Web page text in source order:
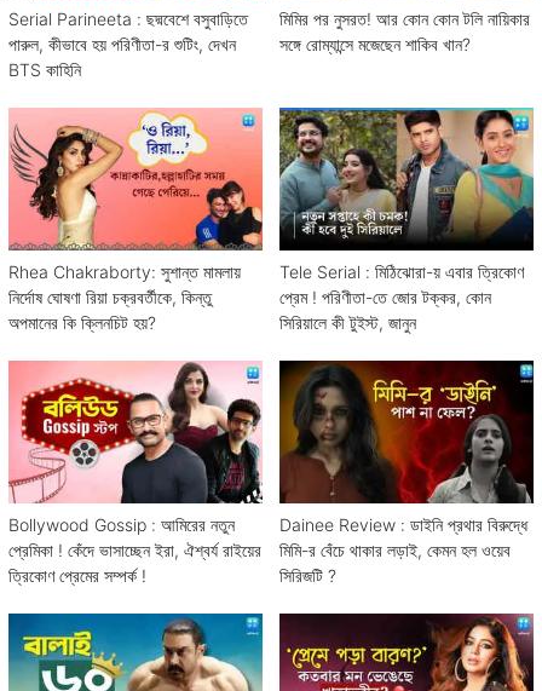
Serial Parineeta : ছদ্মবেশে বসুবাড়িতে
পারুল, কীভাবে হয় পরিণীতা-র শুটিং, দেখন
BTS কাহিনি
মিমির পর নুসরত! আর কোন কোন টলি নায়িকার
সঙ্গে রোম্যান্সে মজেছেন শাকিব খান?
Rhea Chakraborty: সুশান্ত মামলায়
নির্দোষ ঘোষণা রিয়া চক্রবর্তীকে, কিন্তু
অপমানের কি ক্লিনচিট হয়?
Tele Serial : মিঠিঝোরা-য় এবার ত্রিকোণ
প্রেম ! পরিণীতা-তে জোর টক্কর, কোন
সিরিয়ালে কী টুইস্ট, জানুন
Bollywood Gossip : আমিরের নতুন
প্রেমিকা ! কেঁদে ভাসাচ্ছেন ইরা, ঐশ্বর্য রাইয়ের
ত্রিকোণ প্রেমের সম্পর্ক !
Dainee Review : ডাইনি প্রথার বিরুদ্ধে
মিমি-র বেঁচে থাকার লড়াই, কেমন হল ওয়েব
সিরিজটি ?